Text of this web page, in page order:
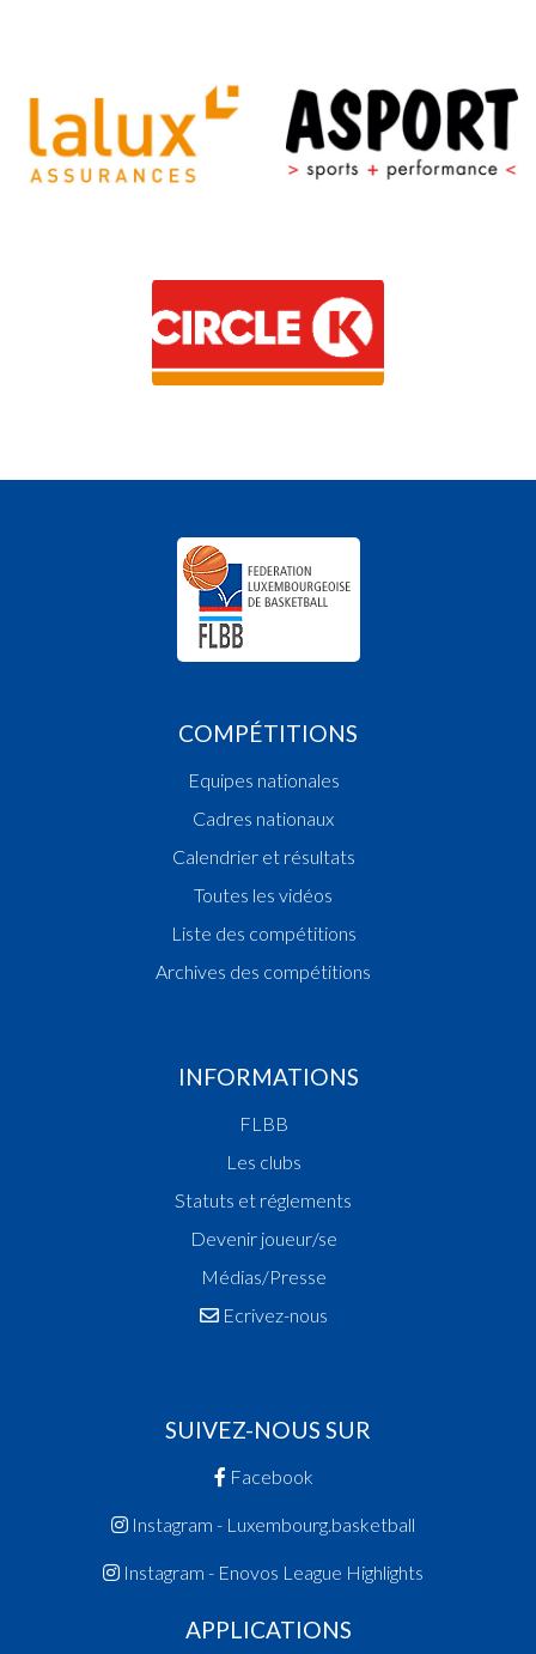
COMPÉTITIONS
Equipes nationales
Cadres nationaux
Calendrier et résultats
Toutes les vidéos
Liste des compétitions
Archives des compétitions
INFORMATIONS
FLBB
Les clubs
Statuts et réglements
Devenir joueur/se
Médias/Presse
Ecrivez-nous
SUIVEZ-NOUS SUR
Facebook
Instagram - Luxembourg.basketball
Instagram - Enovos League Highlights
APPLICATIONS